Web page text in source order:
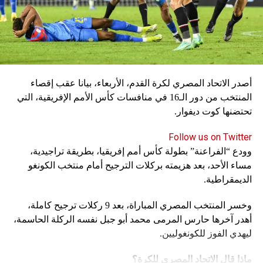
أصدر الاتحاد المصري لكرة القدم، الأربعاء، بيانا عقب إقصاء
المنتخب من دور الـ16 في منافسات كأس الأمم الإفريقية، التي
تحتضنها كوت ديفوار.
Follow us on Twitter
وودع “الفراعنة” بطولة كأس أمم إفريقيا، بطريقة تراجيدية،
مساء الأحد، بعد هزيمته بركلات الترجيح أمام منتخب الكونغو
الديمقراطية.
وخسر المنتخب المصري المباراة، بعد 9 ركلات ترجيح كاملة،
أهدر آخرها حارس المرمى محمد أبو جبل نفسه الركلة الحاسمة،
ليهدي الفوز للكونغوليين.
ماذا قال الاتحاد المصري للكرة؟